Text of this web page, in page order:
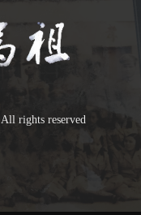
rights reserved